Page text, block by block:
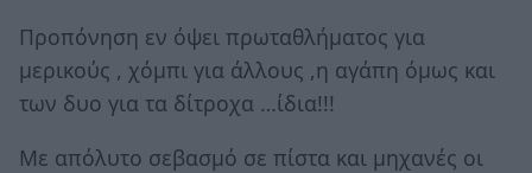
Προπόνηση εν όψει πρωταθλήματος για
μερικούς , χόμπι για άλλους ,η αγάπη όμως και
των δυο για τα δίτροχα …ίδια!!!
Με απόλυτο σεβασμό σε πίστα και μηχανές οι